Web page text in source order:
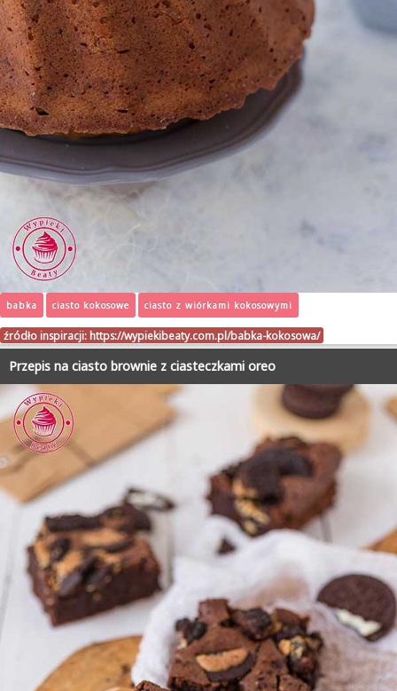
babka ciasto kokosowe ciasto z wiórkami kokosowymi
źródło inspiracji: https://wypiekibeaty.com.pl/babka-kokosowa/
Przepis na ciasto brownie z ciasteczkami oreo